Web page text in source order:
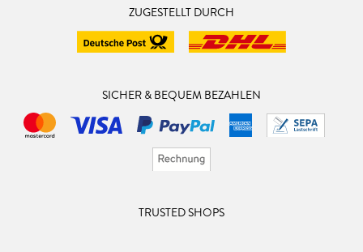
ZUGESTELLT DURCH
SICHER & BEQUEM BEZAHLEN
TRUSTED SHOPS